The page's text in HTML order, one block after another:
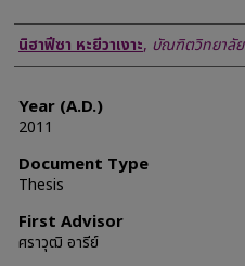
Author
นิฮาฟีซา หะยีวาเงาะ, บัณฑิตวิทยาลัย
Year (A.D.)
2011
Document Type
Thesis
First Advisor
ศราวุฒิ อารีย์